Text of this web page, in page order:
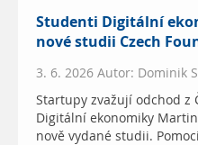
Studenti Digitální
nové studii Czech
3. 6. 2026 Autor: Dominik
Startupy zvažují odchod z
Digitální ekonomiky
nově vydané studii.